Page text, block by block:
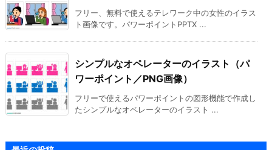
フリー、無料で使えるテレワーク中の女性のイラス
ト画像です。パワーポイントPPTX ...
シンプルなオペレーターのイラスト（パ
ワーポイント／PNG画像）
フリーで使えるパワーポイントの図形機能で作成し
たシンプルなオペレーターのイラスト ...